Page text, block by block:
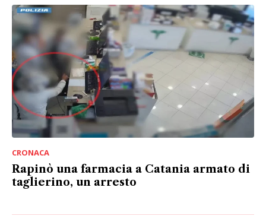
CRONACA
Rapinò una farmacia a Catania armato di
taglierino, un arresto